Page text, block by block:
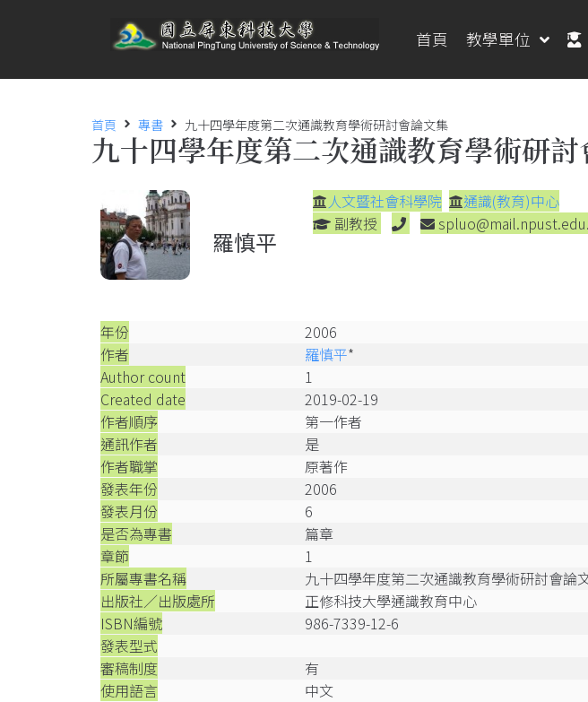
首頁 教學單位
首頁 專書 九十四學年度第二次通識教育學術研討會論文集
九十四學年度第二次通識教育學術研
羅慎平
人文暨社會科學院
通識(教育)中心
副教授
年份
2006
作者
羅慎平*
Author count
1
Created date
2019-02-19
作者順序
第一作者
通訊作者
是
作者職掌
原著作
發表年份
2006
發表月份
6
是否為專書
篇章
章節
1
所屬專書名稱
九十四學年度第二次通識教育學術研討會論
出版社／出版處所
正修科技大學通識教育中心
ISBN編號
986-7339-12-6
發表型式
審稿制度
有
使用語言
中文